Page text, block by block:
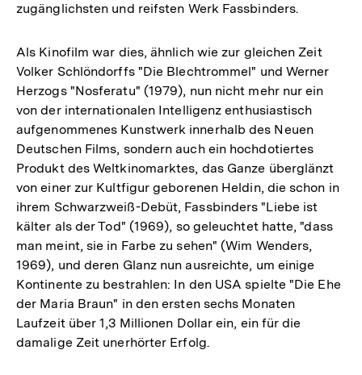
zugänglichsten und reifsten Werk Fassbinders.
Als Kinofilm war dies, ähnlich wie zur gleichen Zeit
Volker Schlöndorffs "Die Blechtrommel" und Werner
Herzogs "Nosferatu" (1979), nun nicht mehr nur ein
von der internationalen Intelligenz enthusiastisch
aufgenommenes Kunstwerk innerhalb des Neuen
Deutschen Films, sondern auch ein hochdotiertes
Produkt des Weltkinomarktes, das Ganze überglänzt
von einer zur Kultfigur geborenen Heldin, die schon in
ihrem Schwarzweiß-Debüt, Fassbinders "Liebe ist
kälter als der Tod" (1969), so geleuchtet hatte, "dass
man meint, sie in Farbe zu sehen" (Wim Wenders,
1969), und deren Glanz nun ausreichte, um einige
Kontinente zu bestrahlen: In den USA spielte "Die Ehe
der Maria Braun" in den ersten sechs Monaten
Laufzeit über 1,3 Millionen Dollar ein, ein für die
damalige Zeit unerhörter Erfolg.